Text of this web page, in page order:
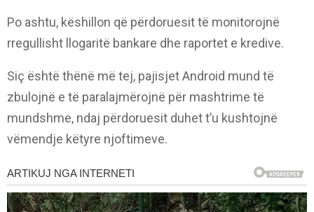
Po ashtu, këshillon që përdoruesit të monitorojnë
rregullisht llogaritë bankare dhe raportet e kredive.
Siç është thënë më tej, pajisjet Android mund të
zbulojnë e të paralajmërojnë për mashtrime të
mundshme, ndaj përdoruesit duhet t’u kushtojnë
vëmendje këtyre njoftimeve.